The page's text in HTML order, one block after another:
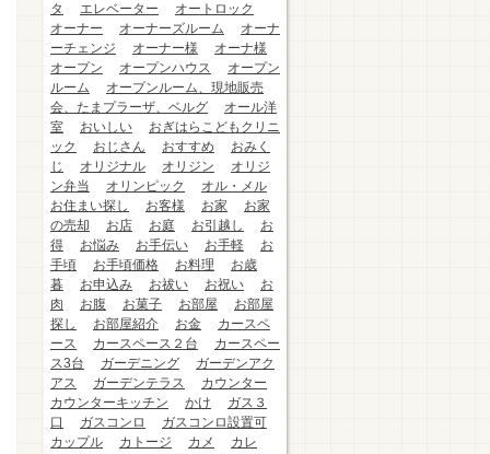
タ
エレベーター
オートロック
オーナー
オーナーズルーム
オーナ
ーチェンジ
オーナー様
オーナ様
オープン
オープンハウス
オープン
ルーム
オープンルーム、現地販売
会、たまプラーザ、ベルグ
オール洋
室
おいしい
おぎはらこどもクリニ
ック
おじさん おすすめ
おみく
じ
オリジナル オリジン
オリジ
ン弁当
オリンピック
オル・メル
お住まい探し
お客様 お家
お家
の売却
お店 お庭 お引越し
お
得
お悩み お手伝い お手軽
お
手頃
お手頃価格 お料理
お歳
暮
お申込み お祓い お祝い
お
肉
お腹 お菓子 お部屋
お部屋
探し
お部屋紹介 お金
カースペ
ース
カースペース２台
カースペー
ス3台
ガーデニング
ガーデンアク
アス
ガーデンテラス
カウンター
カウンターキッチン
かけ
ガス３
口
ガスコンロ
ガスコンロ設置可
カップル
カトージ カメ
カレ